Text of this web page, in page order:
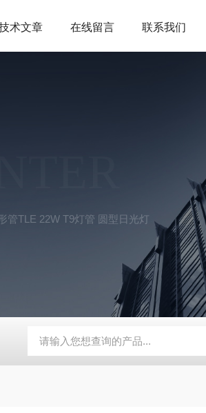
术文章 在线留言 联系我们
管TLE 22W T9灯管 圆型日光灯
双头应急灯 LS-ZFZD-E3WSA/XFZ-Y3SSAD